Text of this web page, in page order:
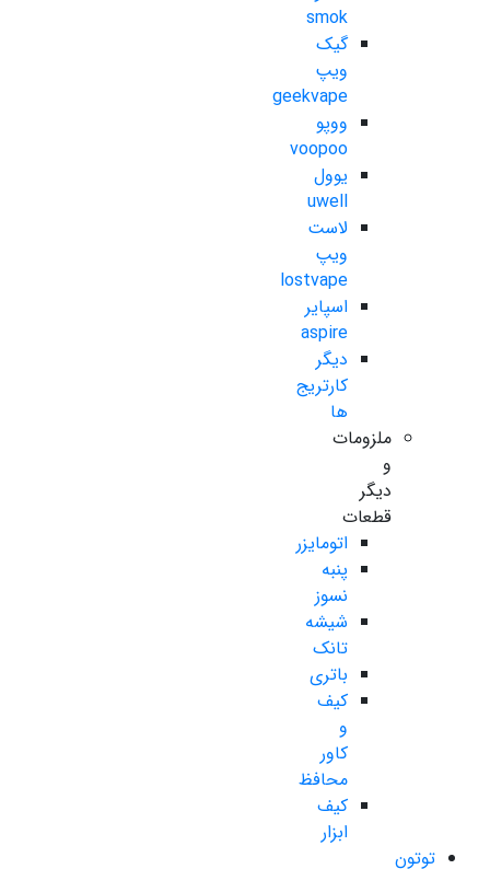
smok
گیک
ویپ
geekvape
ووپو
voopoo
یوول
uwell
لاست
ویپ
lostvape
اسپایر
aspire
دیگر
کارتریج
ها
ملزومات
و
دیگر
قطعات
اتومایزر
پنبه
نسوز
شیشه
تانک
باتری
کیف
و
کاور
محافظ
کیف
ابزار
توتون